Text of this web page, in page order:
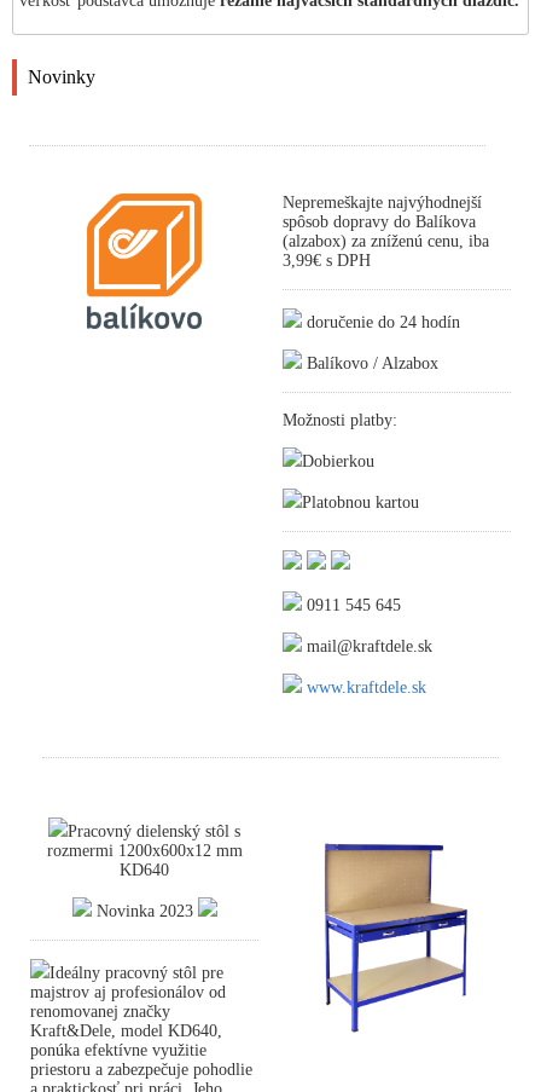
Novinky
Nepremeškajte najvýhodnejší
spôsob dopravy do Balíkova
(alzabox) za zníženú cenu, iba
3,99€ s DPH
doručenie do 24 hodín
Balíkovo / Alzabox
Možnosti platby:
Dobierkou
Platobnou kartou
0911 545 645
mail@kraftdele.sk
www.kraftdele.sk
Pracovný dielenský stôl s
rozmermi 1200x600x12 mm
KD640
Novinka 2023
Ideálny pracovný stôl pre
majstrov aj profesionálov od
renomovanej značky
Kraft&Dele, model KD640,
ponúka efektívne využitie
priestoru a zabezpečuje pohodlie